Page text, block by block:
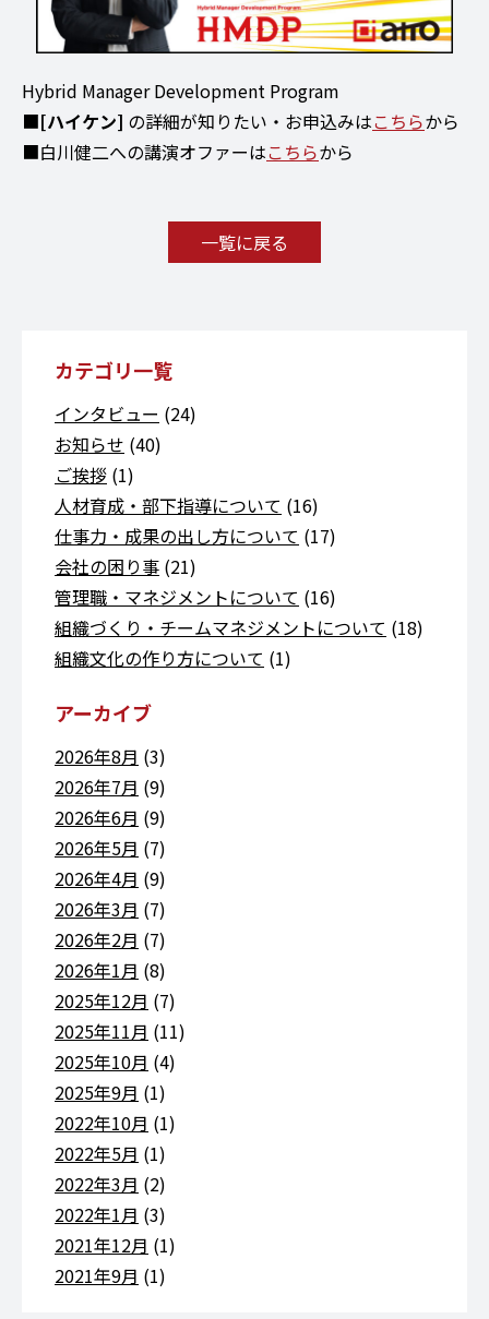
Hybrid Manager Development Program
■[ハイケン] の詳細が知りたい・お申込みはこちらから
■白川健二への講演オファーはこちらから
一覧に戻る
カテゴリ一覧
インタビュー (24)
お知らせ (40)
ご挨拶 (1)
人材育成・部下指導について (16)
仕事力・成果の出し方について (17)
会社の困り事 (21)
管理職・マネジメントについて (16)
組織づくり・チームマネジメントについて (18)
組織文化の作り方について (1)
アーカイブ
2026年8月 (3)
2026年7月 (9)
2026年6月 (9)
2026年5月 (7)
2026年4月 (9)
2026年3月 (7)
2026年2月 (7)
2026年1月 (8)
2025年12月 (7)
2025年11月 (11)
2025年10月 (4)
2025年9月 (1)
2022年10月 (1)
2022年5月 (1)
2022年3月 (2)
2022年1月 (3)
2021年12月 (1)
2021年9月 (1)